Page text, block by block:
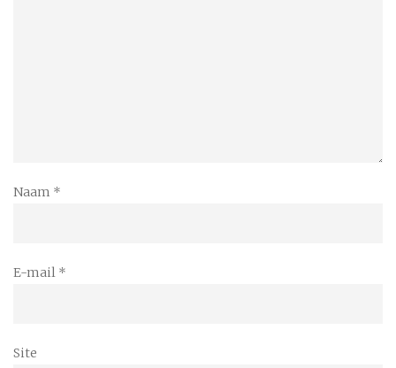
Naam *
E-mail *
Site